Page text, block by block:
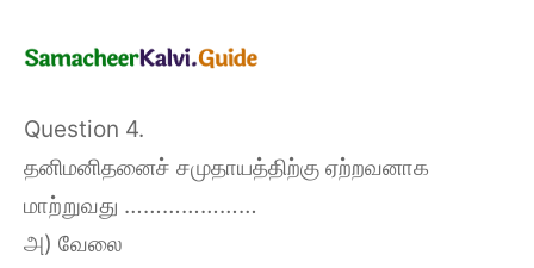
Question 4.
தனிமனிதனைச் சமுதாயத்திற்கு ஏற்றவனாக
மாற்றுவது …………………
அ) வேலை